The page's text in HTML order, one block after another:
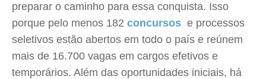
preparar o caminho para essa conquista. Isso
porque pelo menos 182 concursos e processos
seletivos estão abertos em todo o país e reúnem
mais de 16.700 vagas em cargos efetivos e
temporários. Além das oportunidades iniciais, há